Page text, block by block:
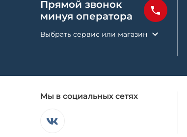
Прямой звонок
минуя оператора
Выбрать сервис или магазин
Мы в социальных сетях